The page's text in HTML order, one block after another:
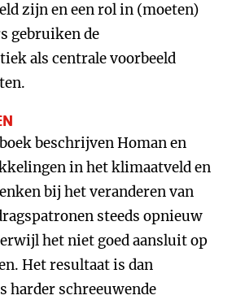
zijn en een rol in (moeten)
gebruiken de
als centrale voorbeeld
beschrijven Homan en
in het klimaatveld en
bij het veranderen van
steeds opnieuw
het niet goed aansluit op
Het resultaat is dan
harder schreeuwende